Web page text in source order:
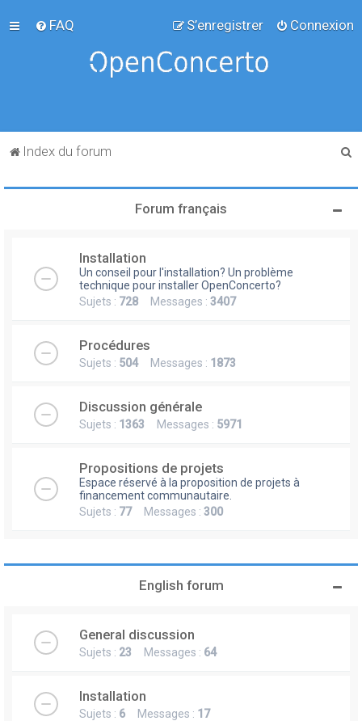
FAQ Connexion
S’enregistrer
Index du forum
Forum français
Installation
Un conseil pour l'installation? Un problème
technique pour installer OpenConcerto?
Sujets : 728 Messages : 3407
Procédures
Sujets : 504Messages : 1873
Discussion générale
Sujets : 1363 Messages : 5971
Propositions de projets
Espace réservé à la proposition de projets à
financement communautaire.
Sujets : 77Messages : 300
English forum
General discussion
Sujets : 23 Messages : 64
Installation
Sujets : 6 Messages : 17